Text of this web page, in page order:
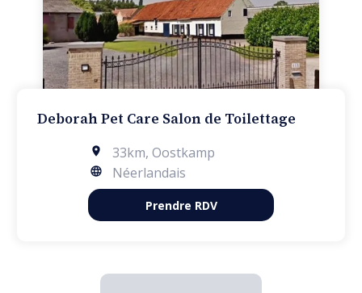
Deborah Pet Care Salon de Toilettage
33km, Oostkamp
Néerlandais
Prendre RDV